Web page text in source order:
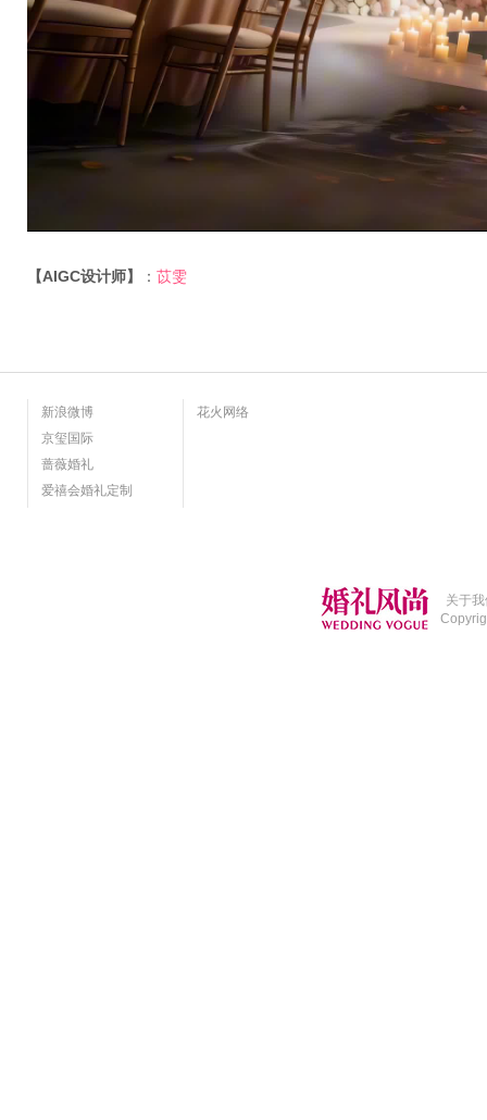
【AIGC设计师】 ： 苡雯
新浪微博
京玺国际
蔷薇婚礼
爱禧会婚礼定制
花火网络
关于